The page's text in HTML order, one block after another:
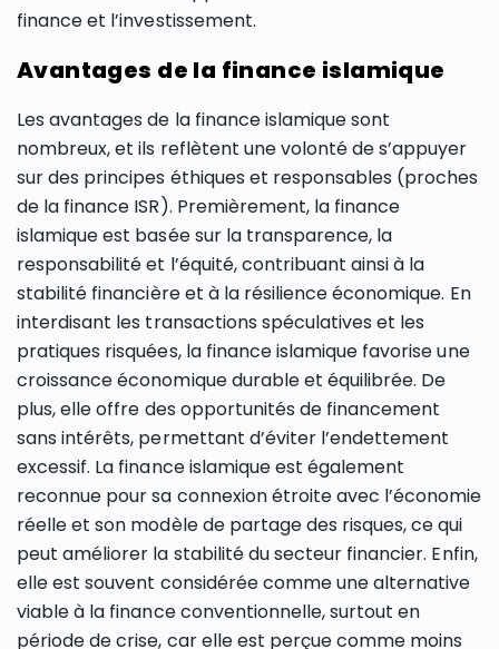
finance et l’investissement.
Avantages de la finance islamique
Les avantages de la finance islamique sont
nombreux, et ils reflètent une volonté de s’appuyer
sur des principes éthiques et responsables (proches
de la finance ISR). Premièrement, la finance
islamique est basée sur la transparence, la
responsabilité et l’équité, contribuant ainsi à la
stabilité financière et à la résilience économique. En
interdisant les transactions spéculatives et les
pratiques risquées, la finance islamique favorise une
croissance économique durable et équilibrée. De
plus, elle offre des opportunités de financement
sans intérêts, permettant d’éviter l’endettement
excessif. La finance islamique est également
reconnue pour sa connexion étroite avec l’économie
réelle et son modèle de partage des risques, ce qui
peut améliorer la stabilité du secteur financier. Enfin,
elle est souvent considérée comme une alternative
viable à la finance conventionnelle, surtout en
période de crise, car elle est perçue comme moins